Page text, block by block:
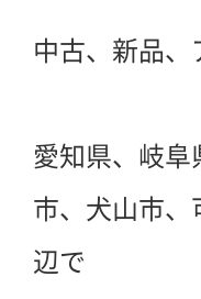
中古、新品、
愛知県、岐阜
市、犬山市、
辺で